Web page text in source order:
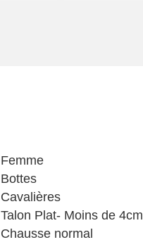
Femme
Bottes
Cavalières
Talon Plat- Moins de 4cm
Chausse normal